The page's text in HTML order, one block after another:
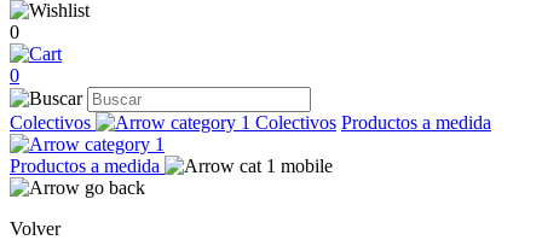
0
0
Colectivos Colectivos Productos a medida
Productos a medida
Volver